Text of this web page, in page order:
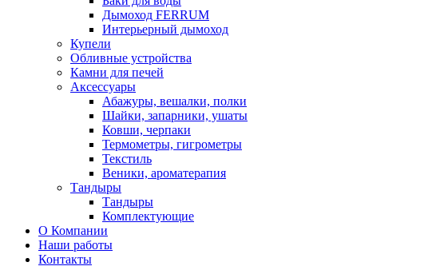
Дымоход FERRUM
Интерьерный дымоход
Купели
Обливные устройства
Камни для печей
Аксессуары
Абажуры, вешалки, полки
Шайки, запарники, ушаты
Ковши, черпаки
Термометры, гигрометры
Текстиль
Веники, ароматерапия
Тандыры
Тандыры
Комплектующие
О Компании
Наши работы
Контакты